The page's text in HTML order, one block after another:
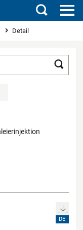
Suchen
Detail
DE